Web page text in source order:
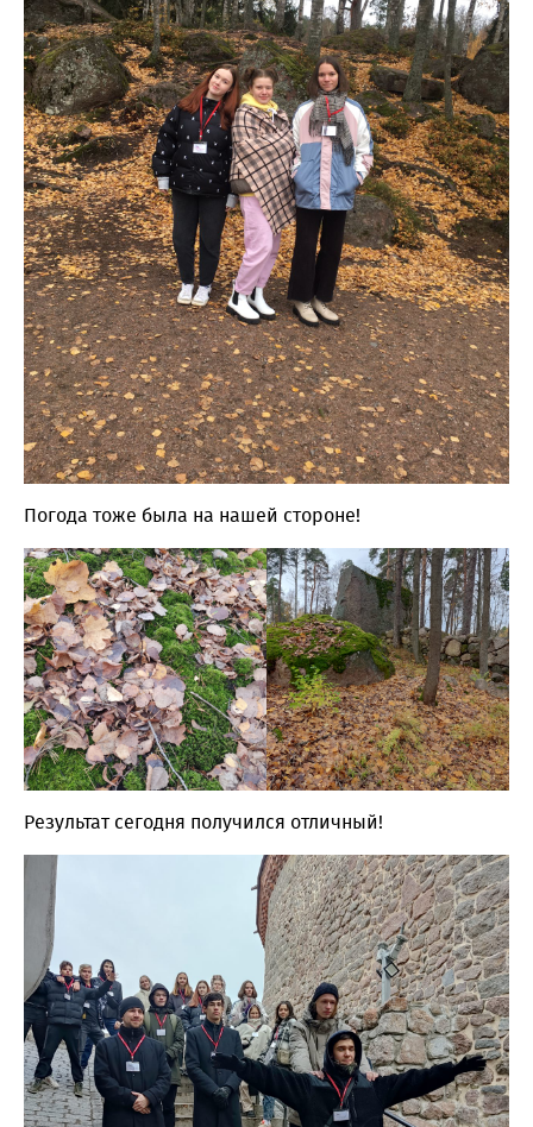
Погода тоже была на нашей стороне!
Результат сегодня получился отличный!